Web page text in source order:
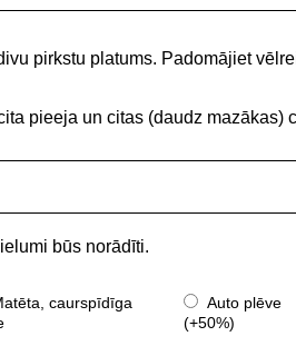
pirkstu platums. Padomājiet
pieeja un citas (daudz mazākas)
būs norādīti.
caurspīdīga
Auto plēve
(+50%)